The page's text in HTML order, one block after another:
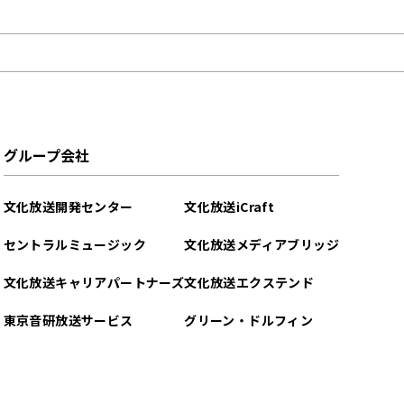
グループ会社
文化放送開発センター
セントラルミュージック
文化放送キャリアパートナーズ
東京音研放送サービス
文化放送iCraft
文化放送メディアブリッジ
文化放送エクステンド
グリーン・ドルフィン